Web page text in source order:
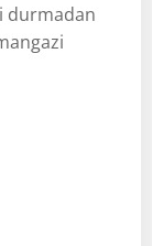
durmadan